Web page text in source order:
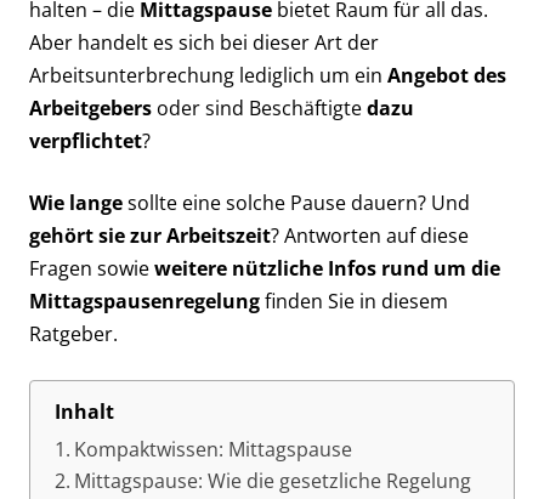
halten – die Mittagspause bietet Raum für all das.
Aber handelt es sich bei dieser Art der
Arbeitsunterbrechung lediglich um ein Angebot des
Arbeitgebers oder sind Beschäftigtedazu
verpflichtet?
Wie langesollte eine solche Pause dauern? Und
gehört sie zur Arbeitszeit? Antworten auf diese
Fragen sowieweitere nützliche Infos rund um die
Mittagspausenregelungfinden Sie in diesem
Ratgeber.
Inhalt
Kompaktwissen: Mittagspause
Mittagspause: Wie die gesetzliche Regelung